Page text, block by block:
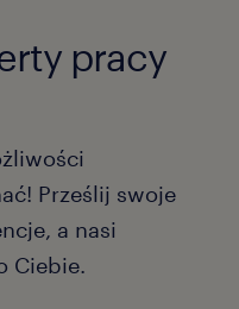
pracy
Prześlij swoje
a nasi
Ciebie.